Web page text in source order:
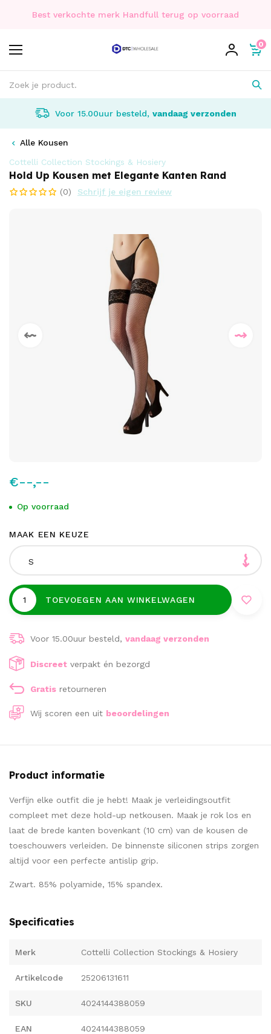
Best verkochte merk Handfull terug op voorraad
0
Voor 15.00uur besteld, vandaag verzonden
Alle Kousen
Cottelli Collection Stockings & Hosiery
Hold Up Kousen met Elegante Kanten Rand
(0) Schrijf je eigen review
€--,--
Op voorraad
MAAK EEN KEUZE
S
TOEVOEGEN AAN WINKELWAGEN
Voor 15.00uur besteld, vandaag verzonden
Discreet verpakt én bezorgd
Gratis retourneren
Wij scoren een uit beoordelingen
Product informatie
Verfijn elke outfit die je hebt! Maak je verleidingsoutfit
compleet met deze hold-up netkousen. Maak je rok los en
laat de brede kanten bovenkant (10 cm) van de kousen de
toeschouwers verleiden. De binnenste siliconen strips zorgen
altijd voor een perfecte antislip grip.
Zwart. 85% polyamide, 15% spandex.
Specificaties
Merk Cottelli Collection Stockings & Hosiery
Artikelcode 25206131611
SKU 4024144388059
EAN 4024144388059